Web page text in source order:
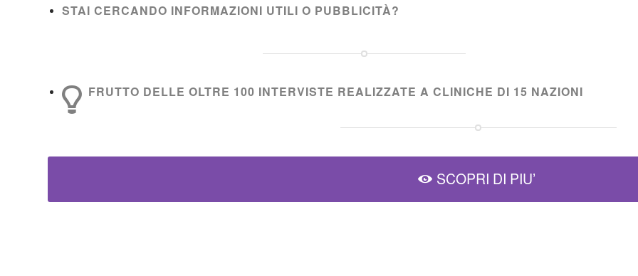
STAI CERCANDO INFORMAZIONI UTILI O PUBBLICITÀ?
FRUTTO DELLE OLTRE 100 INTERVISTE REALIZZATE A CLINICHE DI 15 NAZIONI
SCOPRI DI PIU’